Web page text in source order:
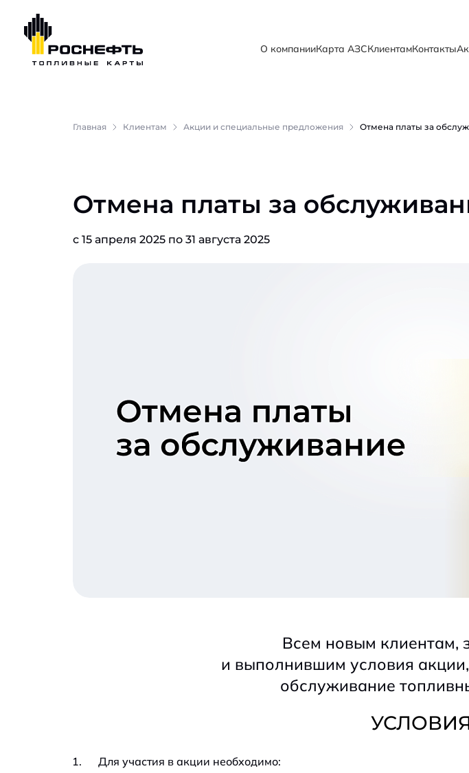
О компанииКарта АЗСКлиентамКонтакты
Главная Клиентам Акции и специальные предложения Отмена платы за
Отмена платы за
с 15 апреля 2025 по 31 августа 2025
Всем новым клиентам,
и выполнившим условия
обслуживание
Для участия в акции необходимо: